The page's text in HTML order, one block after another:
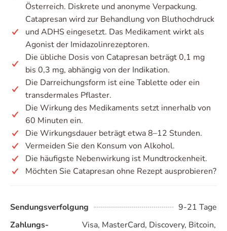
Österreich. Diskrete und anonyme Verpackung.
Catapresan wird zur Behandlung von Bluthochdruck
und ADHS eingesetzt. Das Medikament wirkt als
Agonist der Imidazolinrezeptoren.
Die übliche Dosis von Catapresan beträgt 0,1 mg
bis 0,3 mg, abhängig von der Indikation.
Die Darreichungsform ist eine Tablette oder ein
transdermales Pflaster.
Die Wirkung des Medikaments setzt innerhalb von
60 Minuten ein.
Die Wirkungsdauer beträgt etwa 8–12 Stunden.
Vermeiden Sie den Konsum von Alkohol.
Die häufigste Nebenwirkung ist Mundtrockenheit.
Möchten Sie Catapresan ohne Rezept ausprobieren?
Sendungsverfolgung
9-21 Tage
Zahlungs-
Visa, MasterCard, Discovery, Bitcoin,